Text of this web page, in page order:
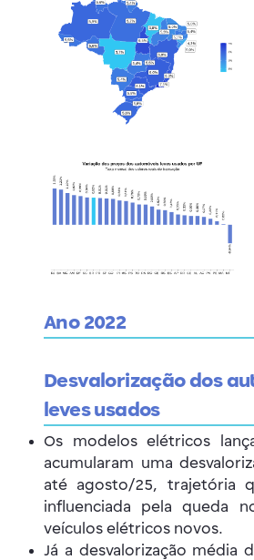
Ano 2022
Desvalorização dos
leves usados
Os modelos elétricos
acumularam uma
até agosto/25, trajetória
influenciada pela queda
veículos elétricos novos.
Já a desvalorização média